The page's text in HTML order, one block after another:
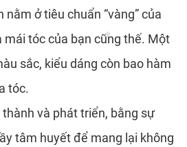
*
*
nằm ở tiêu chuẩn “vàng” của
mái tóc của bạn cũng thế. Một
sắc, kiểu dáng còn bao hàm
tóc.
và phát triển, bằng sự
tâm huyết để mang lại không